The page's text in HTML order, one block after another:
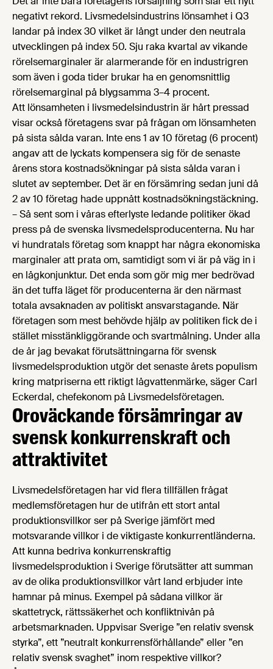
negativt rekord. Livsmedelsindustrins lönsamhet i Q3
landar på index 30 vilket är långt under den neutrala
utvecklingen på index 50. Sju raka kvartal av vikande
rörelsemarginaler är alarmerande för en industrigren
som även i goda tider brukar ha en genomsnittlig
rörelsemarginal på blygsamma 3–4 procent.
Att lönsamheten i livsmedelsindustrin är hårt pressad
visar också företagens svar på frågan om lönsamheten
på sista sålda varan. Inte ens 1 av 10 företag (6 procent)
angav att de lyckats kompensera sig för de senaste
årens stora kostnadsökningar på sista sålda varan i
slutet av september. Det är en försämring sedan juni då
2 av 10 företag hade uppnått kostnadsökningstäckning.
– Så sent som i våras efterlyste ledande politiker ökad
press på de svenska livsmedelsproducenterna. Nu har
vi hundratals företag som knappt har några ekonomiska
marginaler att prata om, samtidigt som vi är på väg in i
en lågkonjunktur. Det enda som gör mig mer bedrövad
än det tuffa läget för producenterna är den närmast
totala avsaknaden av politiskt ansvarstagande. När
företagen som mest behövde hjälp av politiken fick de i
stället misstänkliggörande och svartmålning. Under alla
de år jag bevakat förutsättningarna för svensk
livsmedelsproduktion utgör det senaste årets populism
kring matpriserna ett riktigt lågvattenmärke, säger Carl
Eckerdal, chefekonom på Livsmedelsföretagen.
Oroväckande försämringar av
svensk konkurrenskraft och
attraktivitet
Livsmedelsföretagen har vid flera tillfällen frågat
medlemsföretagen hur de utifrån ett stort antal
produktionsvillkor ser på Sverige jämfört med
motsvarande villkor i de viktigaste konkurrentländerna.
Att kunna bedriva konkurrenskraftig
livsmedelsproduktion i Sverige förutsätter att summan
av de olika produktionsvillkor vårt land erbjuder inte
hamnar på minus. Exempel på sådana villkor är
skattetryck, rättssäkerhet och konfliktnivån på
arbetsmarknaden. Uppvisar Sverige ”en relativ svensk
styrka”, ett ”neutralt konkurrensförhållande” eller ”en
relativ svensk svaghet” inom respektive villkor?